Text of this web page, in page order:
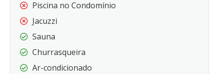
Piscina no Condomínio
Jacuzzi
Sauna
Churrasqueira
Ar-condicionado